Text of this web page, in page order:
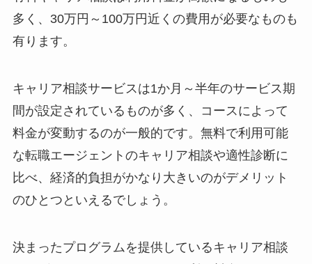
多く、30万円～100万円近くの費用が必要なものも
有ります。
キャリア相談サービスは1か月～半年のサービス期
間が設定されているものが多く、コースによって
料金が変動するのが一般的です。無料で利用可能
な転職エージェントのキャリア相談や適性診断に
比べ、経済的負担がかなり大きいのがデメリット
のひとつといえるでしょう。
決まったプログラムを提供しているキャリア相談